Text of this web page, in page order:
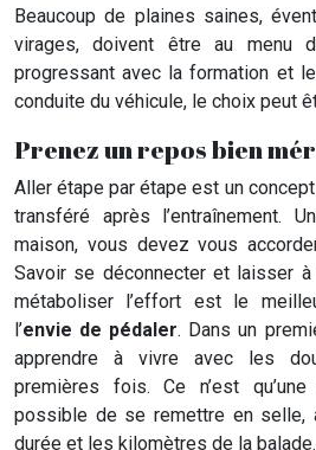
Beaucoup de plaines saines,
virages, doivent être au menu
progressant avec la formation et
conduite du véhicule, le choix peut
Prenez un repos bien
Aller étape par étape est un
transféré après l’entraînement.
maison, vous devez vous
Savoir se déconnecter et laisser
métaboliser l’effort est le
l’envie de pédaler. Dans un
apprendre à vivre avec les
premières fois. Ce n’est
possible de se remettre en selle,
durée et les kilomètres de la balade.